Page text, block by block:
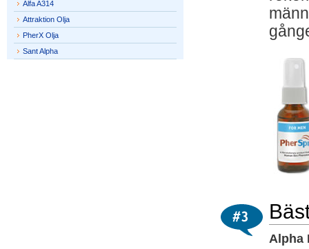
Alpha
Alfa A314
Attraktion Olja
PherX Olja
Sant Alpha